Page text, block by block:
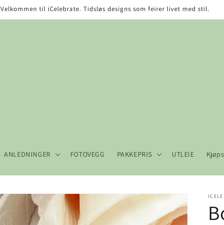
Velkommen til iCelebrate. Tidsløs designs som feirer livet med stil.
ANLEDNINGER FOTOVEGG PAKKEPRIS UTLEIE